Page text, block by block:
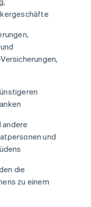
andere
und
die
zu einem